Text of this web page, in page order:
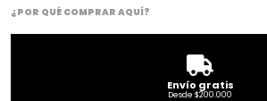
¿POR QUÉ COMPRAR AQUÍ?
Envío gratis
Desde $200.000